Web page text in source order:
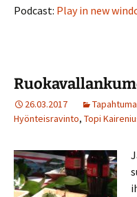
Podcast: Play in new
26.03.2017
Hyönteisravinto, Topi